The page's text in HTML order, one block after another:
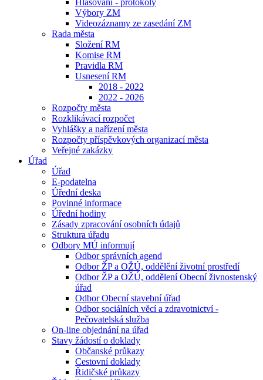
Hlasování - protokoly
Výbory ZM
Videozáznamy ze zasedání ZM
Rada města
Složení RM
Komise RM
Pravidla RM
Usnesení RM
2018 - 2022
2022 - 2026
Rozpočty města
Rozklikávací rozpočet
Vyhlášky a nařízení města
Rozpočty příspěvkových organizací města
Veřejné zakázky
Úřad
Úřad
E-podatelna
Úřední deska
Povinné informace
Úřední hodiny
Zásady zpracování osobních údajů
Struktura úřadu
Odbory MÚ informují
Odbor správních agend
Odbor ŽP a OŽÚ, oddělění životní prostředí
Odbor ŽP a OŽÚ, oddělení Obecní živnostenský
úřad
Odbor Obecní stavební úřad
Odbor sociálních věcí a zdravotnictví -
Pečovatelská služba
On-line objednání na úřad
Stavy žádostí o doklady
Občanské průkazy
Cestovní doklady
Řidičské průkazy